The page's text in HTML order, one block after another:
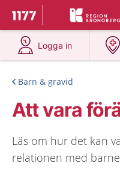
Till startsidan för 1177
Du har valt region
Logga in
på 1177.se
Barn & gravid
Att vara
Läs om hur det kan
relationen med